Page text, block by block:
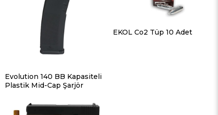
Evolution 140 BB Kapasiteli
Plastik Mid-Cap Şarjör
EKOL Co2 Tüp 10 Adet